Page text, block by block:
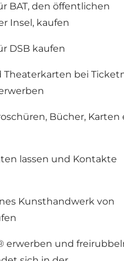
BAT, den öffentlichen
Insel, kaufen
DSB kaufen
Theaterkarten bei
Bücher, Karten
lassen und Kontakte
Kunsthandwerk von
erwerben und